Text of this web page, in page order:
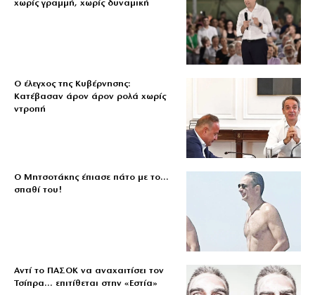
χωρίς γραμμή, χωρίς δυναμική
Ο έλεγχος της Κυβέρνησης:
Κατέβασαν άρον άρον ρολά χωρίς
ντροπή
Ο Μητσοτάκης έπιασε πάτο με το…
σπαθί του!
Αντί το ΠΑΣΟΚ να αναχαιτίσει τον
Τσίπρα… επιτίθεται στην «Εστία»